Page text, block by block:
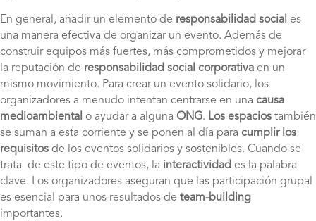
En general, añadir un elemento de responsabilidad social es
una manera efectiva de organizar un evento. Además de
construir equipos más fuertes, más comprometidos y mejorar
la reputación de responsabilidad social corporativa en un
mismo movimiento. Para crear un evento solidario, los
organizadores a menudo intentan centrarse en una causa
medioambiental o ayudar a alguna ONG. Los espacios también
se suman a esta corriente y se ponen al día para cumplir los
requisitos de los eventos solidarios y sostenibles. Cuando se
trata de este tipo de eventos, la interactividad es la palabra
clave. Los organizadores aseguran que las participación grupal
es esencial para unos resultados de team-building
importantes.